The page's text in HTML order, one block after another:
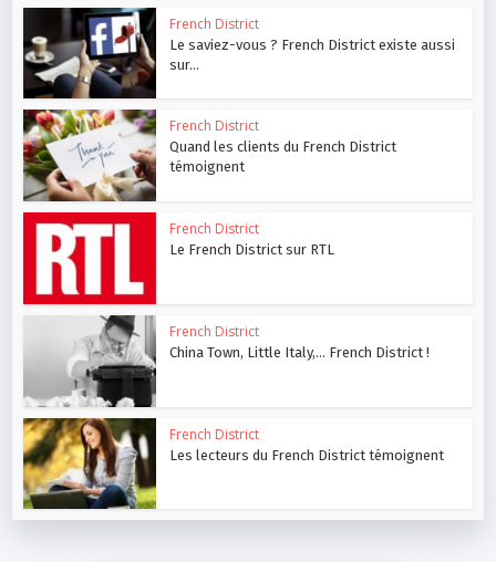
French District
Le saviez-vous ? French District existe aussi
sur...
French District
Quand les clients du French District
témoignent
French District
Le French District sur RTL
French District
China Town, Little Italy,… French District !
French District
Les lecteurs du French District témoignent